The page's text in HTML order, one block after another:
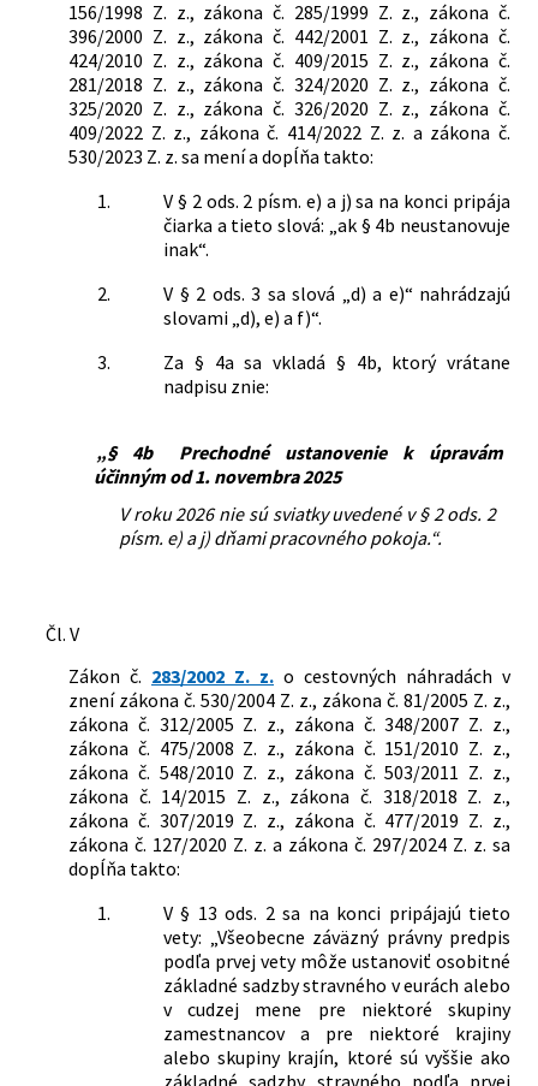
156/1998 Z. z., zákona č. 285/1999 Z. z., zákona č.
396/2000 Z. z., zákona č. 442/2001 Z. z., zákona č.
424/2010 Z. z., zákona č. 409/2015 Z. z., zákona č.
281/2018 Z. z., zákona č. 324/2020 Z. z., zákona č.
325/2020 Z. z., zákona č. 326/2020 Z. z., zákona č.
409/2022 Z. z., zákona č. 414/2022 Z. z. a zákona č.
530/2023 Z. z. sa mení a dopĺňa takto:
1.
V § 2 ods. 2 písm. e) a j) sa na konci pripája
čiarka a tieto slová: „ak § 4b neustanovuje
inak“.
2.
V § 2 ods. 3 sa slová „d) a e)“ nahrádzajú
slovami „d), e) a f)“.
3.
Za § 4a sa vkladá § 4b, ktorý vrátane
nadpisu znie:
„§ 4b
Prechodné ustanovenie k úpravám
účinným od 1. novembra 2025
V roku 2026 nie sú sviatky uvedené v § 2 ods. 2
písm. e) a j) dňami pracovného pokoja.“.
Čl. V
Zákon č. 283/2002 Z. z. o cestovných náhradách v
znení zákona č. 530/2004 Z. z., zákona č. 81/2005 Z. z.,
zákona č. 312/2005 Z. z., zákona č. 348/2007 Z. z.,
zákona č. 475/2008 Z. z., zákona č. 151/2010 Z. z.,
zákona č. 548/2010 Z. z., zákona č. 503/2011 Z. z.,
zákona č. 14/2015 Z. z., zákona č. 318/2018 Z. z.,
zákona č. 307/2019 Z. z., zákona č. 477/2019 Z. z.,
zákona č. 127/2020 Z. z. a zákona č. 297/2024 Z. z. sa
dopĺňa takto:
1.
V § 13 ods. 2 sa na konci pripájajú tieto
vety: „Všeobecne záväzný právny predpis
podľa prvej vety môže ustanoviť osobitné
základné sadzby stravného v eurách alebo
v cudzej mene pre niektoré skupiny
zamestnancov a pre niektoré krajiny
alebo skupiny krajín, ktoré sú vyššie ako